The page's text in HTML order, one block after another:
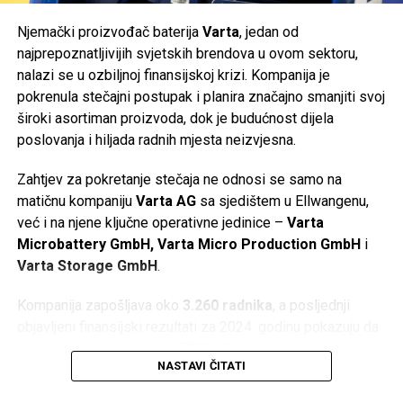
Njemački proizvođač baterija Varta, jedan od
najprepoznatljivijih svjetskih brendova u ovom sektoru,
nalazi se u ozbiljnoj finansijskoj krizi. Kompanija je
pokrenula stečajni postupak i planira značajno smanjiti svoj
široki asortiman proizvoda, dok je budućnost dijela
poslovanja i hiljada radnih mjesta neizvjesna.
Zahtjev za pokretanje stečaja ne odnosi se samo na
matičnu kompaniju Varta AGsa sjedištem u Ellwangenu,
već i na njene ključne operativne jedinice – Varta
Microbattery GmbH, Varta Micro Production GmbHi
Varta Storage GmbH.
Kompanija zapošljava oko 3.260 radnika , a posljednji
je ostvarila prihod veći od790 miliona eura, ali i gubitak
64,5 miliona eura.
NASTAVI ČITATI